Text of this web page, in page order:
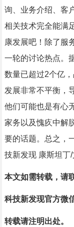
询、业务介绍、客
相关技术完全能满
康发展吧！除了服
一轮的讨论热点。
数量已超过2个亿
发展非常不平衡，
他们可能也是有心
家务以及愧疚中解
要的话题。总之，
技新发现 康斯坦丁/
本文如需转载，请
科技新发现官方微
转载请注明出处。